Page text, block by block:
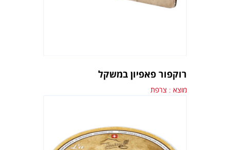
רוקפור פאפיון במשקל
מוצא : צרפת